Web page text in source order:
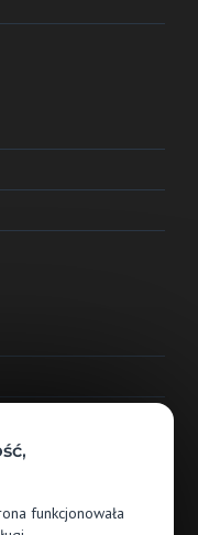
funkcjonowała